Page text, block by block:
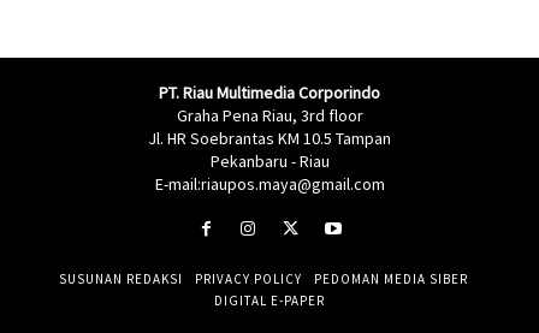
PT. Riau Multimedia Corporindo
Graha Pena Riau, 3rd floor
Jl. HR Soebrantas KM 10.5 Tampan
Pekanbaru - Riau
E-mail:riaupos.maya@gmail.com
SUSUNAN REDAKSI PRIVACY POLICY
PEDOMAN MEDIA SIBER
DIGITAL E-PAPER